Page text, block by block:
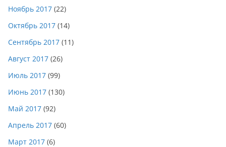
Ноябрь 2017 (22)
Октябрь 2017 (14)
Сентябрь 2017 (11)
Август 2017 (26)
Июль 2017 (99)
Июнь 2017 (130)
Май 2017 (92)
Апрель 2017 (60)
Март 2017 (6)